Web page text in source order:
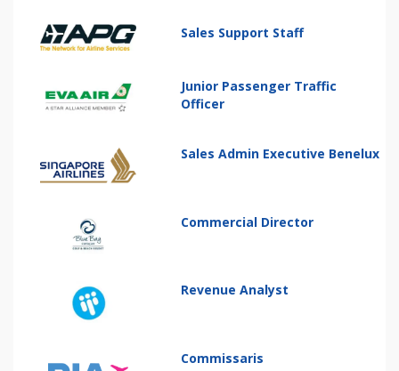
Sales Support Staff
Junior Passenger Traffic
Officer
Sales Admin Executive Benelux
Commercial Director
Revenue Analyst
Commissaris